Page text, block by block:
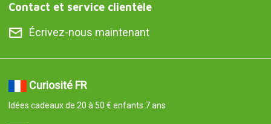
Contact et service clientèle
Écrivez-nous maintenant
Curiosité FR
Idées cadeaux de 20 à 50 € enfants 7 ans